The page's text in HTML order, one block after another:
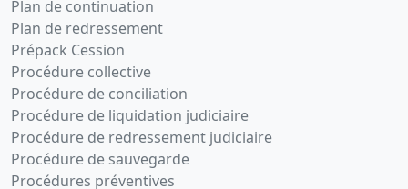
Plan de continuation
Plan de redressement
Prépack Cession
Procédure collective
Procédure de conciliation
Procédure de liquidation judiciaire
Procédure de redressement judiciaire
Procédure de sauvegarde
Procédures préventives